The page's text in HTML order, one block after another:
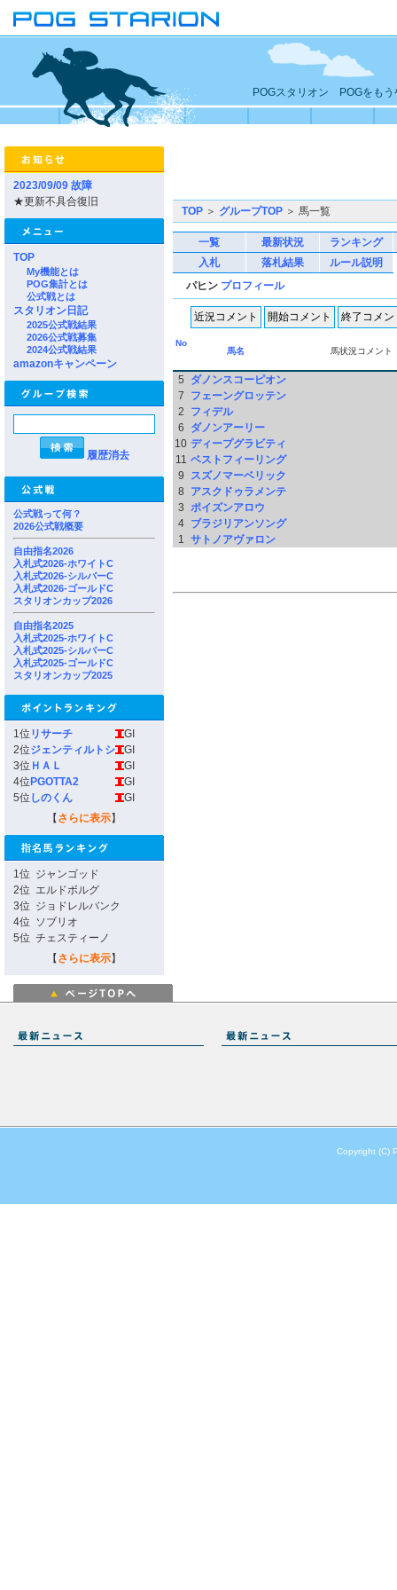
POGスタリオン POGをもう
2023/09/09 故障
★更新不具合復旧
TOP
My機能とは
POG集計とは
公式戦とは
スタリオン日記
2025公式戦結果
2026公式戦募集
2024公式戦結果
amazonキャンペーン
履歴消去
公式戦って何？
2026公式戦概要
自由指名2026
入札式2026-ホワイトC
入札式2026-シルバーC
入札式2026-ゴールドC
スタリオンカップ2026
自由指名2025
入札式2025-ホワイトC
入札式2025-シルバーC
入札式2025-ゴールドC
スタリオンカップ2025
1位 リサーチ
GI
2位ジェンティルトシ
GI
3位 ＨＡＬ
GI
4位 PGOTTA2
GI
5位 しのくん
GI
【 さらに表示】
1位 ジャンゴッド
2位 エルドボルグ
3位 ジョドレルバンク
4位 ソブリオ
5位 チェスティーノ
【 さらに表示】
TOP ＞ グループTOP ＞ 馬一覧
一覧 最新状況
ランキング
入札
落札結果
ルール説明
パヒン プロフィール
No
馬名
馬状況コメント
5
ダノンスコーピオン
7
フェーングロッテン
2
フィデル
6
ダノンアーリー
10 ディープグラビティ
11 ベストフィーリング
9
スズノマーベリック
8
アスクドゥラメンテ
3 ポイズンアロウ
4
ブラジリアンソング
1 サトノアヴァロン
Copyright (C)